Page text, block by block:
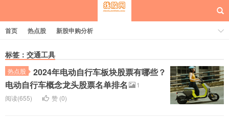
每日概念股
首页 热点股 新股申购分析
标签：交通工具
热点股
2024年电动自行车板块股票有哪些？
电动自行车概念龙头股票名单排名
1
阅读(655)
赞 (0)